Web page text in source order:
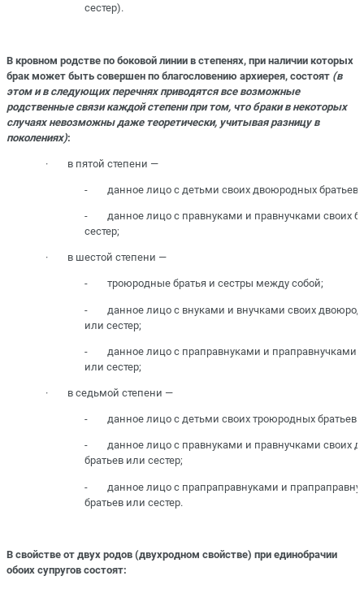
сестер).
В кровном родстве по боковой линии в степенях, при наличии которых
брак может быть совершен по благословению архиерея, состоят (в
этом и в следующих перечнях приводятся все возможные
родственные связи каждой степени при том, что браки в некоторых
случаях невозможны даже теоретически, учитывая разницу в
поколениях):
· в пятой степени —
- данное лицо с детьми своих двоюродных братьев
- данное лицо с правнуками и правнучками своих
сестер;
· в шестой степени —
- троюродные братья и сестры между собой;
- данное лицо с внуками и внучками своих
или сестер;
- данное лицо с праправнуками и праправнучками
или сестер;
· в седьмой степени —
- данное лицо с детьми своих троюродных братьев
- данное лицо с правнуками и правнучками своих
братьев или сестер;
- данное лицо с прапраправнуками и
братьев или сестер.
В свойстве от двух родов (двухродном свойстве) при единобрачии
обоих супругов состоят: